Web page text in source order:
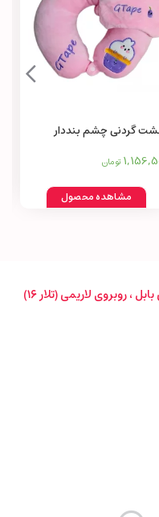
گردنی چشم بنددار
تومان
مشاهده محصول
، روبروی لاریمی (تلار ۱۶)